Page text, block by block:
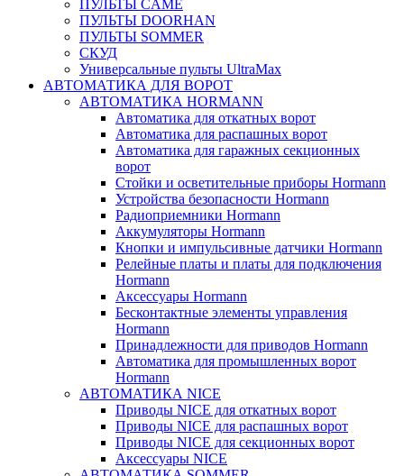
ПУЛЬТЫ CAME
ПУЛЬТЫ DOORHAN
ПУЛЬТЫ SOMMER
СКУД
Универсальные пульты UltraMax
АВТОМАТИКА ДЛЯ ВОРОТ
АВТОМАТИКА HORMANN
Автоматика для откатных ворот
Автоматика для распашных ворот
Автоматика для гаражных секционных
ворот
Стойки и осветительные приборы Hormann
Устройства безопасности Hormann
Радиоприемники Hormann
Аккумуляторы Hormann
Кнопки и импульсивные датчики Hormann
Релейные платы и платы для подключения
Hormann
Аксессуары Hormann
Бесконтактные элементы управления
Hormann
Принадлежности для приводов Hormann
Автоматика для промышленных ворот
Hormann
АВТОМАТИКА NICE
Приводы NICE для откатных ворот
Приводы NICE для распашных ворот
Приводы NICE для секционных ворот
Аксессуары NICE